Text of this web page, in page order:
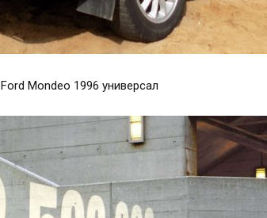
Ford Mondeo 1996 универсал